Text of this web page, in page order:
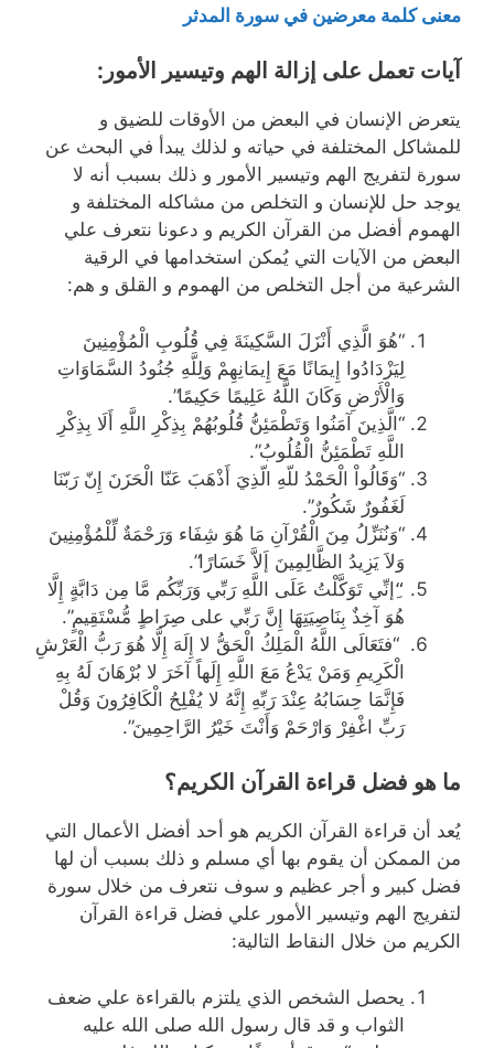
معنى كلمة معرضين في سورة المدثر
آيات تعمل على إزالة الهم وتيسير الأمور:
يتعرض الإنسان في البعض من الأوقات للضيق و
للمشاكل المختلفة في حياته و لذلك يبدأ في البحث عن
سورة لتفريج الهم وتيسير الأمور و ذلك بسبب أنه لا
يوجد حل للإنسان و التخلص من مشاكله المختلفة و
الهموم أفضل من القرآن الكريم و دعونا نتعرف علي
البعض من الآيات التي يُمكن استخدامها في الرقية
الشرعية من أجل التخلص من الهموم و القلق و هم:
“هُوَ الَّذِي أَنْزَلَ السَّكِينَةَ فِي قُلُوبِ الْمُؤْمِنِينَ
لِيَزْدَادُوا إِيمَانًا مَعَ إِيمَانِهِمْ وَلِلَّهِ جُنُودُ السَّمَاوَاتِ
وَالْأَرْضِ وَكَانَ اللَّهُ عَلِيمًا حَكِيمًا”.
“الَّذِينَ آمَنُوا وَتَطْمَئِنُّ قُلُوبُهُمْ بِذِكْرِ اللَّهِ أَلَا بِذِكْرِ
اللَّهِ تَطْمَئِنُّ الْقُلُوبُ”.
“وَقَالُواْ الْحَمْدُ للّهِ الّذِيَ أَذْهَبَ عَنّا الْحَزَنَ إِنّ رَبّنَا
لَغَفُورٌ شَكُورٌ”.
“وَنُنَزِّلُ مِنَ الْقُرْآنِ مَا هُوَ شِفَاء وَرَحْمَةٌ لِّلْمُؤْمِنِينَ
وَلاَ يَزِيدُ الظَّالِمِينَ إَلاَّ خَسَارًا”.
“ِإنِّي تَوَكَّلْتُ عَلَى اللَّهِ رَبِّي وَرَبِّكُم مَّا مِن دَابَّةٍ إِلَّا
هُوَ آخِذٌ بِنَاصِيَتِهَا إِنَّ رَبِّي على صِرَاطٍ مُّسْتَقِيمٍ”.
“فتَعَالَى اللَّهُ الْمَلِكُ الْحَقُّ لا إِلَهَ إِلَّا هُوَ رَبُّ الْعَرْشِ
الْكَرِيمِ وَمَنْ يَدْعُ مَعَ اللَّهِ إِلَهاً آخَرَ لا بُرْهَانَ لَهُ بِهِ
فَإِنَّمَا حِسَابُهُ عِنْدَ رَبِّهِ إِنَّهُ لا يُفْلِحُ الْكَافِرُونَ وَقُلْ
رَبِّ اغْفِرْ وَارْحَمْ وَأَنْتَ خَيْرُ الرَّاحِمِينَ”.
ما هو فضل قراءة القرآن الكريم؟
يُعد أن قراءة القرآن الكريم هو أحد أفضل الأعمال التي
من الممكن أن يقوم بها أي مسلم و ذلك بسبب أن لها
فضل كبير و أجر عظيم و سوف نتعرف من خلال سورة
لتفريج الهم وتيسير الأمور علي فضل قراءة القرآن
الكريم من خلال النقاط التالية:
يحصل الشخص الذي يلتزم بالقراءة علي ضعف
الثواب و قد قال رسول الله صلى الله عليه